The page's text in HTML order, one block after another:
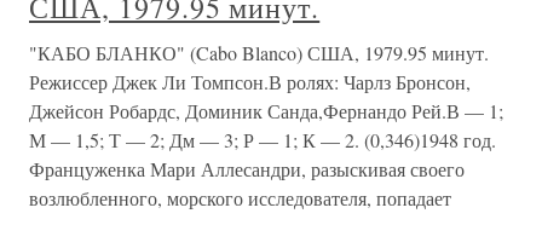
"КАБО БЛАНКО" (Cabo Blanco) США, 1979.95 минут.
Режиссер Джек Ли Томпсон.В ролях: Чарлз Бронсон,
Джейсон Робардс, Доминик Санда,Фернандо Рей.В — 1;
М — 1,5; Т — 2; Дм — 3; Р — 1; К — 2. (0,346)1948 год.
Француженка Мари Аллесандри, разыскивая своего
возлюбленного, морского исследователя, попадает